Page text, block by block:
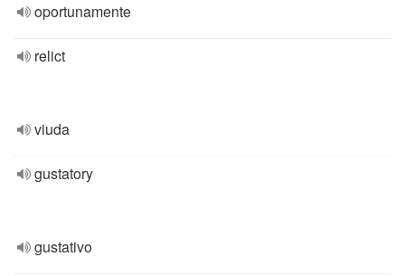
oportunamente
relict
viuda
gustatory
gustativo